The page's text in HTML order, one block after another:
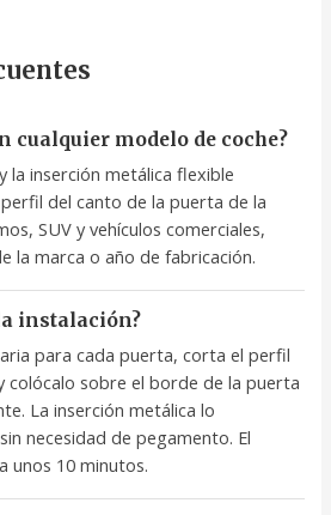
cualquier modelo de coche?
la inserción metálica flexible
del canto de la puerta de la
SUV y vehículos comerciales,
la marca o año de fabricación.
instalación?
para cada puerta, corta el perfil
colócalo sobre el borde de la puerta
La inserción metálica lo
necesidad de pegamento. El
unos 10 minutos.